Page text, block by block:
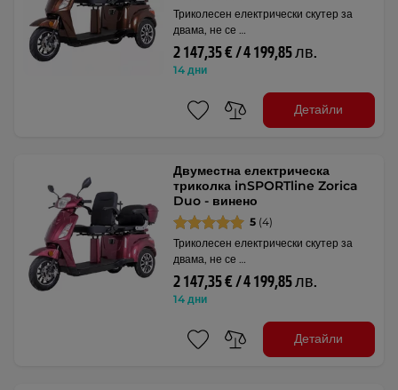
Триколесен електрически скутер за
двама, не се …
2 147,35 € / 4 199,85 лв.
14 дни
Детайли
Двуместна електрическа
триколка inSPORTline Zorica
Duo - винено
5 (4)
Триколесен електрически скутер за
двама, не се …
2 147,35 € / 4 199,85 лв.
14 дни
Детайли